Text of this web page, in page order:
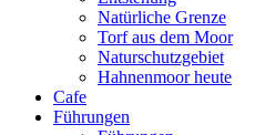
Natürliche Grenze
Torf aus dem Moor
Naturschutzgebiet
Hahnenmoor heute
Cafe
Führungen